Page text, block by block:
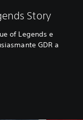
Story
of Legends e
GDR a